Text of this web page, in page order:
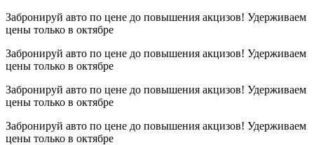
Забронируй авто по цене до повышения акцизов! Удерживаем
цены только в октябре
Забронируй авто по цене до повышения акцизов! Удерживаем
цены только в октябре
Забронируй авто по цене до повышения акцизов! Удерживаем
цены только в октябре
Забронируй авто по цене до повышения акцизов! Удерживаем
цены только в октябре